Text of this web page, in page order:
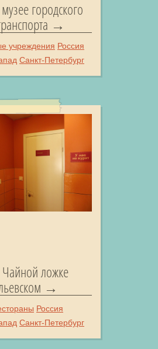
городского
учреждения Россия
Санкт-Петербург
Чайной ложке
Россия
Санкт-Петербург